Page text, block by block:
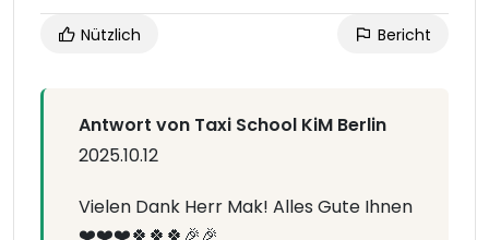
Nützlich Bericht
Antwort von Taxi School KiM Berlin
2025.10.12
Vielen Dank Herr Mak! Alles Gute Ihnen